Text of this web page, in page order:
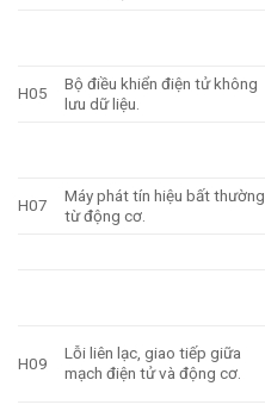
H05
Bộ điều khiển điện tử không
lưu dữ liệu.
H07
Máy phát tín hiệu bất thường
từ động cơ.
H09
Lỗi liên lạc, giao tiếp giữa
mạch điện tử và động cơ.